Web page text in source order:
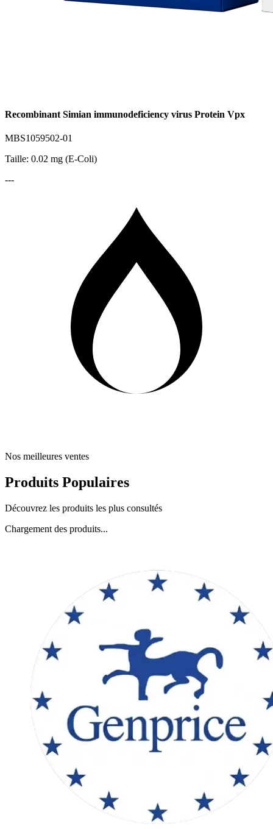
Recombinant Simian immunodeficiency virus Protein Vpx
MBS1059502-01
Taille: 0.02 mg (E-Coli)
---
Nos meilleures ventes
Produits Populaires
Découvrez les produits les plus consultés
Chargement des produits...